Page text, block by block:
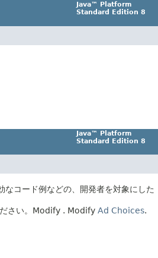
Java™ Platform
Standard Edition 8
Java™ Platform
Standard Edition 8
コード例などの、開発者を対象にした
さい。 Modify . Modify Ad Choices.